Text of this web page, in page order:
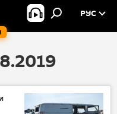
РУС